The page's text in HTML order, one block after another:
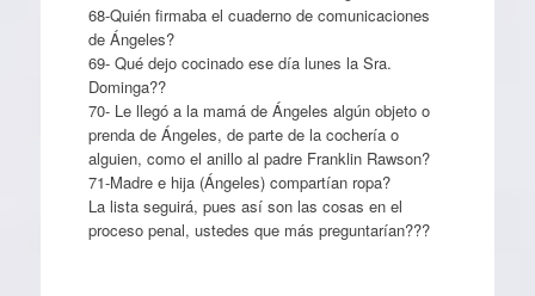
68-Quién firmaba el cuaderno de comunicaciones
de Ángeles?
69- Qué dejo cocinado ese día lunes la Sra.
Dominga??
70- Le llegó a la mamá de Ángeles algún objeto o
prenda de Ángeles, de parte de la cochería o
alguien, como el anillo al padre Franklin Rawson?
71-Madre e hija (Ángeles) compartían ropa?
La lista seguirá, pues así son las cosas en el
proceso penal, ustedes que más preguntarían???